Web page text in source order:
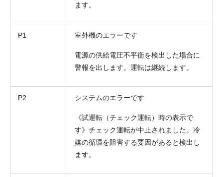
ます。
P1 室外機のエラーです
電源の供給電圧不平衡を検出した場合に
警報を出します。運転は継続します。
P2 システムのエラーです
《試運転（チェック運転）時の表示で
す》チェック運転が中止されました。冷
媒の循環を阻害する要因があると検出し
ます。